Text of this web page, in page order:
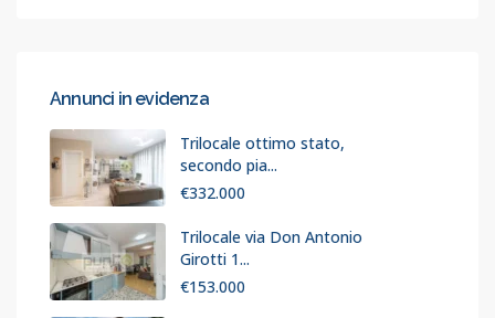
Annunci in evidenza
Trilocale ottimo stato,
secondo pia...
€332.000
Trilocale via Don Antonio
Girotti 1...
€153.000